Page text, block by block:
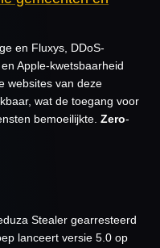
en Fluxys, DDoS-
Apple-kwetsbaarheid
websites van deze
wat de toegang voor
bemoeilijkte. Zero-
Stealer gearresteerd
lanceert versie 5.0 op